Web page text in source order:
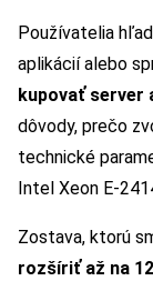
Používatelia
aplikácií alebo
kupovať server
dôvody, prečo
technické
Intel Xeon E-
Zostava, ktorú
rozšíriť až na